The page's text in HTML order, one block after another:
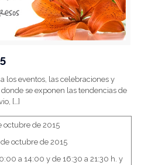
los eventos, las celebraciones y
se exponen las tendencias de
[…]
octubre de 2015
octubre de 2015
a 14:00 y de 16:30 a 21:30 h. y